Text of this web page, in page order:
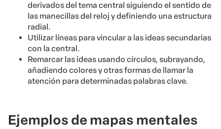
derivados del tema central siguiendo el sentido de
las manecillas del reloj y definiendo una estructura
radial.
Utilizar líneas para vincular a las ideas secundarias
con la central.
Remarcar las ideas usando círculos, subrayando,
añadiendo colores y otras formas de llamar la
atención para determinadas palabras clave.
Ejemplos de mapas mentales